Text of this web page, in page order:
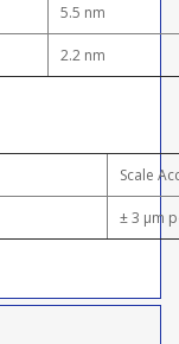
5.5 nm
2.2 nm
Scale
± 3 μm